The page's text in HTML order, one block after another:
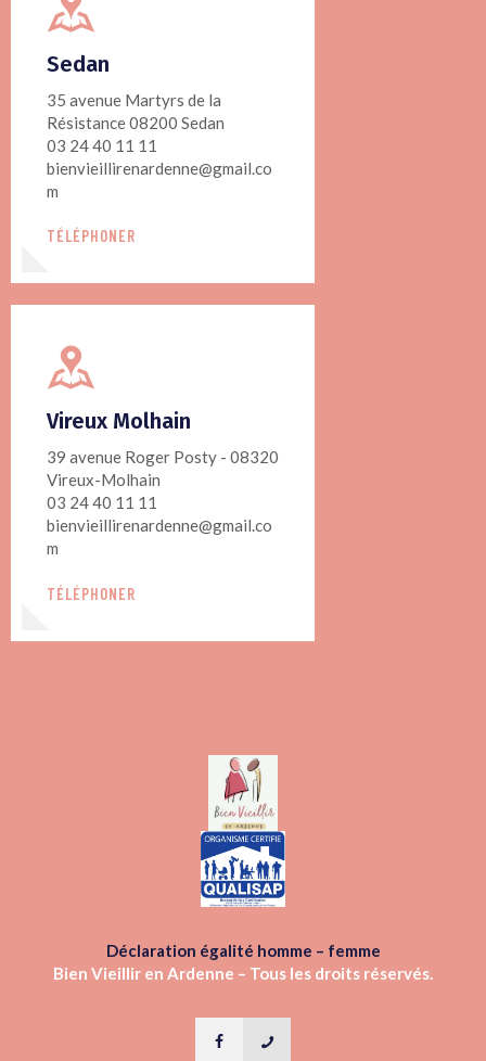
Sedan
35 avenue Martyrs de la
Résistance 08200 Sedan
03 24 40 11 11
bienvieillirenardenne@gmail.co
m
TÉLÉPHONER
Vireux Molhain
39 avenue Roger Posty - 08320
Vireux-Molhain
03 24 40 11 11
bienvieillirenardenne@gmail.co
m
TÉLÉPHONER
Déclaration égalité homme – femme
Bien Vieillir en Ardenne – Tous les droits réservés.